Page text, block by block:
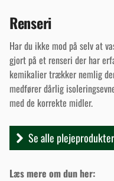
Renseri
Har du ikke mod på selv at
gjort på et renseri der har
kemikalier trækker nemlig
medfører dårlig
med de korrekte midler.
Se alle
Læs mere om dun her: